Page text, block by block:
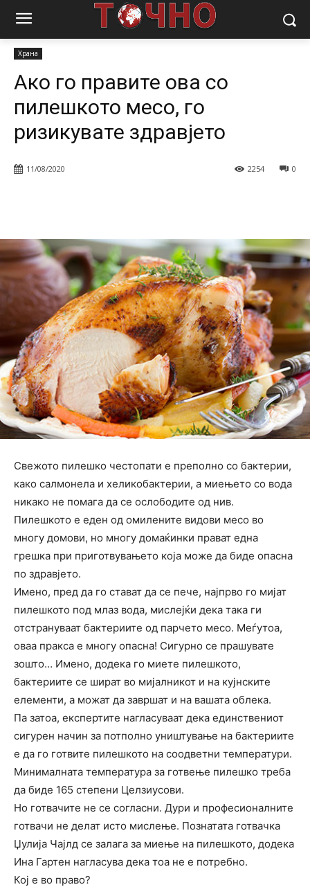
Почетна Храна
Ако го правите ова со пилешкото
Храна
Ако го правите ова со
пилешкото месо, го
ризикувате здравјето
11/08/2020 0
2254
Свежото пилешко честопати е преполно со бактерии,
како салмонела и хеликобактерии, а миењето со вода
никако не помага да се ослободите од нив.
Пилешкото е еден од омилените видови месо во
многу домови, но многу домаќинки прават една
грешка при приготвувањето која може да биде опасна
по здравјето.
Имено, пред да го стават да се пече, најпрво го мијат
пилешкото под млаз вода, мислејќи дека така ги
отстрануваат бактериите од парчето месо. Меѓутоа,
оваа пракса е многу опасна! Сигурно се прашувате
зошто… Имено, додека го миете пилешкото,
бактериите се шират во мијалникот и на кујнските
елементи, а можат да завршат и на вашата облека.
Па затоа, експертите нагласуваат дека единствениот
сигурен начин за потполно уништување на бактериите
е да го готвите пилешкото на соодветни температури.
Минималната температура за готвење пилешко треба
да биде 165 степени Целзиусови.
Но готвачите не се согласни. Дури и професионалните
готвачи не делат исто мислење. Познатата готвачка
Џулија Чајлд се залага за миење на пилешкото, додека
Ина Гартен нагласува дека тоа не е потребно.
Кој е во право?